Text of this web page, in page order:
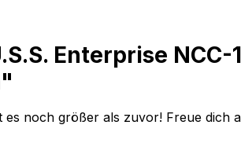
Enterprise NCC-
noch größer als zuvor! Freue dich